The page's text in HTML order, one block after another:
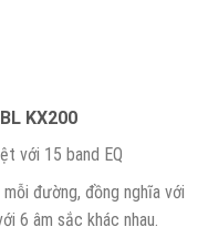
KX200
với 15 band EQ
đường, đồng nghĩa với
6 âm sắc khác nhau.